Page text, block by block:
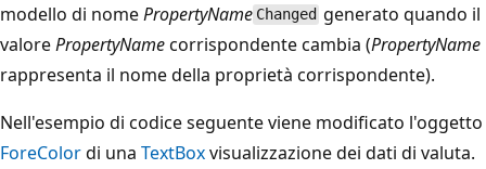
modello di nomePropertyName Changed generato quando il
valorePropertyNamecorrispondente cambia (PropertyName
rappresenta il nome della proprietà corrispondente).
Nell'esempio di codice seguente viene modificato l'oggetto
ForeColordi una TextBoxvisualizzazione dei dati di valuta.